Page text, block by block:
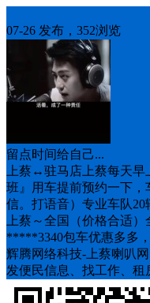
07-26 发布，352浏览
留点时间给自己...
上蔡↔️驻马店上蔡每天
班』用车提前预约一下
信。打语音）专业车队
上蔡～全国（价格合适
*****3340包车优惠多多
辉腾网络科技-上蔡喇叭网
发便民信息、找工作、租